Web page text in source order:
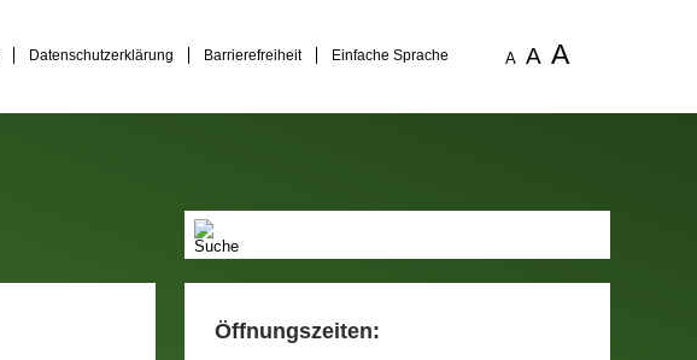
Datenschutzerklärung Barrierefreiheit Einfache Sprache A A A
Öffnungszeiten: